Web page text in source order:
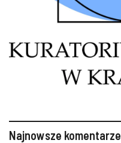
Najnowsze komentarze